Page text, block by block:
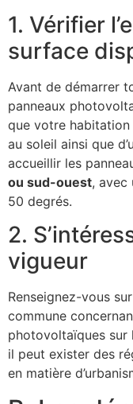
1. Vérifier
surface
Avant de démarrer
panneaux
que votre habitation
au soleil ainsi que
accueillir les
ou sud-ouest, avec
50 degrés.
2.
vigueur
Renseignez-vous
commune
photovoltaïques sur
il peut exister des
en matière